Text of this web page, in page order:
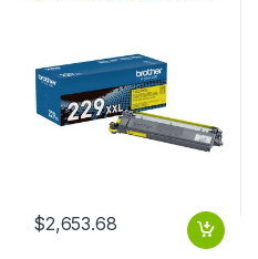
$2,653.68